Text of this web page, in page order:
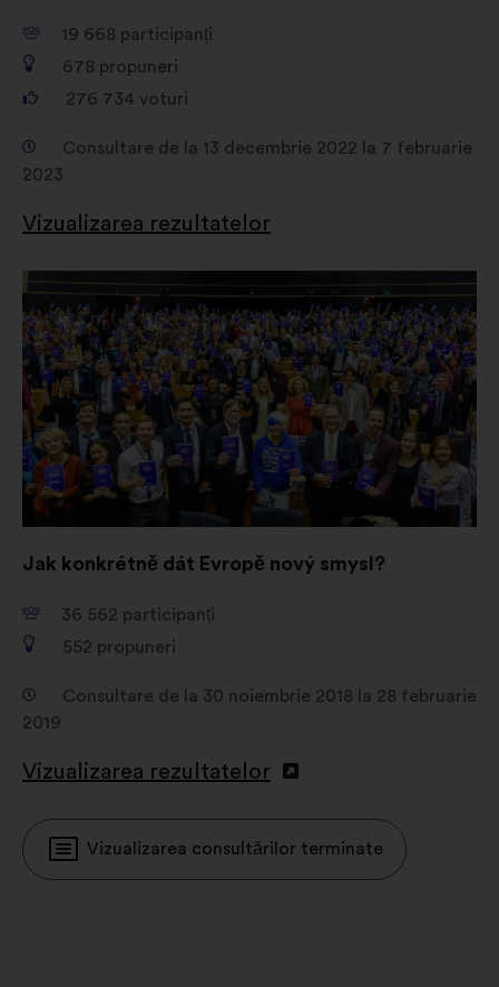
19 668 participanți
678 propuneri
276 734 voturi
Consultare de la 13 decembrie 2022 la 7 februarie
2023
Vizualizarea rezultatelor
Jak konkrétně dát Evropě nový smysl?
36 562 participanți
552 propuneri
Consultare de la 30 noiembrie 2018 la 28 februarie
2019
Vizualizarea rezultatelor
Deschidere
într-
o
filă
nouă
Vizualizarea consultărilor terminate